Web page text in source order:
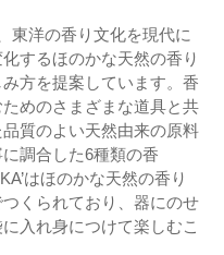
東洋の香り文化を現代に
するほのかな天然の香り
方を提案しています。香
めのさまざまな道具と共
質のよい天然由来の原料
調合した6種類の香
はほのかな天然の香り
くられており、器にのせ
入れ身につけて楽しむこ